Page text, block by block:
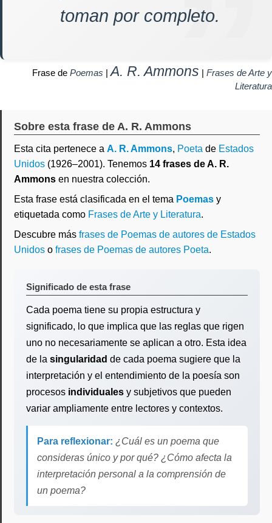
toman por completo.
Frase de Poemas |A. R. Ammons | Frases de Arte y
Literatura
Sobre esta frase de A. R. Ammons
Esta cita pertenece a A. R. Ammons, Poeta de Estados
Unidos (1926–2001). Tenemos 14 frases de A. R.
Ammons en nuestra colección.
Esta frase está clasificada en el tema Poemas y
etiquetada como Frases de Arte y Literatura.
Descubre más frases de Poemas de autores de Estados
Unidos o frases de Poemas de autores Poeta.
Significado de esta frase
Cada poema tiene su propia estructura y
significado, lo que implica que las reglas que rigen
uno no necesariamente se aplican a otro. Esta idea
de la singularidad de cada poema sugiere que la
interpretación y el entendimiento de la poesía son
procesos individuales y subjetivos que pueden
variar ampliamente entre lectores y contextos.
Para reflexionar: ¿Cuál es un poema que
consideras único y por qué? ¿Cómo afecta la
interpretación personal a la comprensión de
un poema?